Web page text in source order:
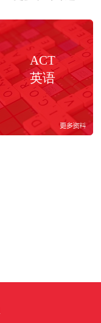
ACT
英语